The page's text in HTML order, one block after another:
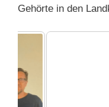
Gehörte in den